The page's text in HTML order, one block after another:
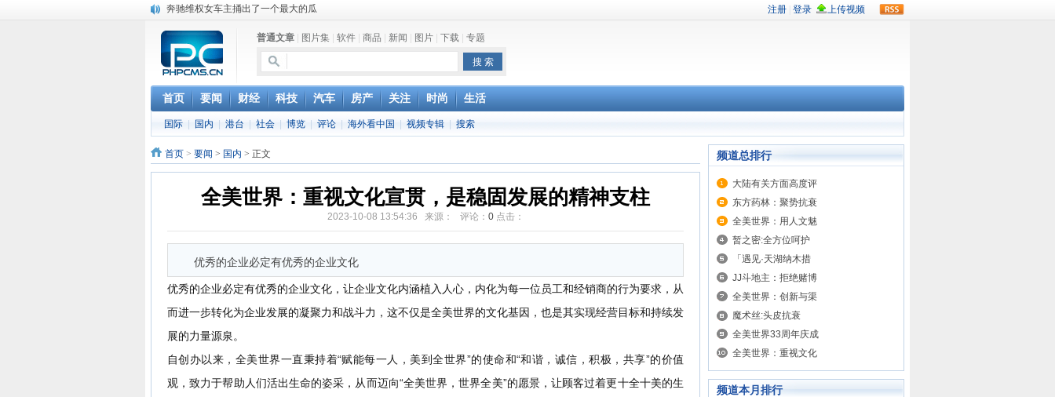
奔驰维权女车主捅出了一个最大的瓜
DS四款新能源车型上海车展亚洲首秀
苹果与高通和解 英特尔失去重要移动客户
小米高管：虽然高通与苹果和解，但5G iPhone最快明年下半年发布
iOS 13加入黑暗模式 多功能加持6月份见
高通与苹果达成和解，双方达成6年许可协议
巴黎圣母院大火肆虐，人类文明的一场浩劫
普通文章 图片集 软件 商品 新闻 图片 下载 专题
首页 要闻 财经 科技 汽车 房产 关注 时尚 生活
国际 国内 港台 社会 博览 评论 海外看中国 视频专辑 搜索
首页 > 要闻 > 国内 > 正文
全美世界：重视文化宣贯，是稳固发展的精神支柱
2023-10-08 13:54:36 来源： 评论： 0点击：
优秀的企业必定有优秀的企业文化
优秀的企业必定有优秀的企业文化，让企业文化内涵植入人心，内化为每一位员工和经销商的行为要求，从
而进一步转化为企业发展的凝聚力和战斗力，这不仅是全美世界的文化基因，也是其实现经营目标和持续发
展的力量源泉。
自创办以来，全美世界一直秉持着“赋能每一人，美到全世界”的使命和“和谐，诚信，积极，共享”的价值
观，致力于帮助人们活出生命的姿采，从而迈向“全美世界，世界全美”的愿景，让顾客过着更十全十美的生
频道总排行
大陆有关方面高度评
东方药林：聚势抗衰
全美世界：用人文魅
暂之密:全方位呵护
「遇见·天湖纳木措
JJ斗地主：拒绝赌博
全美世界：创新与渠
魔术丝:头皮抗衰
全美世界33周年庆成
全美世界：重视文化
频道本月排行